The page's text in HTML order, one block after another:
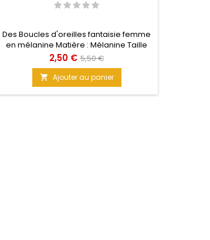
Des Boucles d'oreilles fantaisie femme
en mélanine Matière : Mélanine Taille
:5,8 cm
Prix
2,50 € Prix
base
5,50 €
 Ajouter au panier